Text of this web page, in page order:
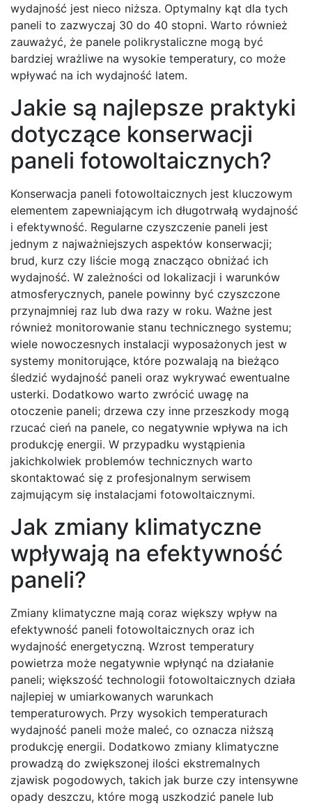
wydajność jest nieco niższa. Optymalny kąt dla tych
paneli to zazwyczaj 30 do 40 stopni. Warto również
zauważyć, że panele polikrystaliczne mogą być
bardziej wrażliwe na wysokie temperatury, co może
wpływać na ich wydajność latem.
Jakie są najlepsze praktyki
dotyczące konserwacji
paneli fotowoltaicznych?
Konserwacja paneli fotowoltaicznych jest kluczowym
elementem zapewniającym ich długotrwałą wydajność
i efektywność. Regularne czyszczenie paneli jest
jednym z najważniejszych aspektów konserwacji;
brud, kurz czy liście mogą znacząco obniżać ich
wydajność. W zależności od lokalizacji i warunków
atmosferycznych, panele powinny być czyszczone
przynajmniej raz lub dwa razy w roku. Ważne jest
również monitorowanie stanu technicznego systemu;
wiele nowoczesnych instalacji wyposażonych jest w
systemy monitorujące, które pozwalają na bieżąco
śledzić wydajność paneli oraz wykrywać ewentualne
usterki. Dodatkowo warto zwrócić uwagę na
otoczenie paneli; drzewa czy inne przeszkody mogą
rzucać cień na panele, co negatywnie wpływa na ich
produkcję energii. W przypadku wystąpienia
jakichkolwiek problemów technicznych warto
skontaktować się z profesjonalnym serwisem
zajmującym się instalacjami fotowoltaicznymi.
Jak zmiany klimatyczne
wpływają na efektywność
paneli?
Zmiany klimatyczne mają coraz większy wpływ na
efektywność paneli fotowoltaicznych oraz ich
wydajność energetyczną. Wzrost temperatury
powietrza może negatywnie wpłynąć na działanie
paneli; większość technologii fotowoltaicznych działa
najlepiej w umiarkowanych warunkach
temperaturowych. Przy wysokich temperaturach
wydajność paneli może maleć, co oznacza niższą
produkcję energii. Dodatkowo zmiany klimatyczne
prowadzą do zwiększonej ilości ekstremalnych
zjawisk pogodowych, takich jak burze czy intensywne
opady deszczu, które mogą uszkodzić panele lub